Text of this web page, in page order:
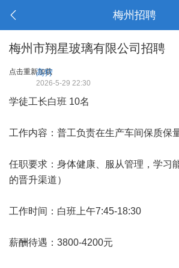
梅州招聘
梅州市翔星玻璃有限公司招聘
点击重新加载
高狩
2026-5-29 22:30
学徒工长白班 10名
工作内容：普工负责在生产车间保质保
任职要求：身体健康、服从管理，学习
的晋升渠道）
工作时间：白班上午7:45-18:30
薪酬待遇：3800-4200元